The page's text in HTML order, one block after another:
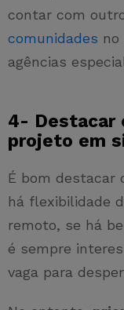
contar com
comunidades no
agências
4- Destacar
projeto em
É bom destacar
há flexibilidade
remoto, se há
é sempre
vaga para